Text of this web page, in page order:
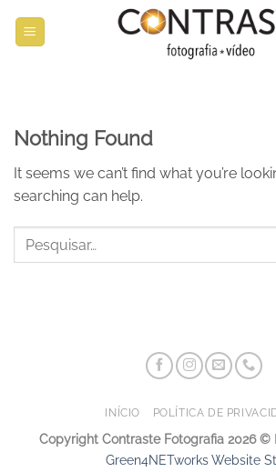
Nothing Found
It seems we can’t find what you’re
searching can help.
INÍCIO POLÍTICA DE
Copyright Contraste Fotografia 2026 ©
Green4NETworks Website